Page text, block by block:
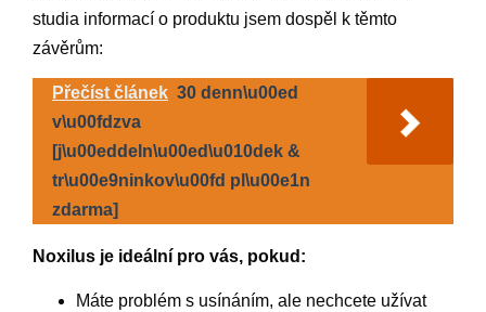
studia informací o produktu jsem dospěl k těmto
závěrům:
Přečíst článek 30 denn\u00ed
v\u00fdzva
[j\u00eddeln\u00ed\u010dek &
tr\u00e9ninkov\u00fd pl\u00e1n
zdarma]
Noxilus je ideální pro vás, pokud:
Máte problém s usínáním, ale nechcete užívat